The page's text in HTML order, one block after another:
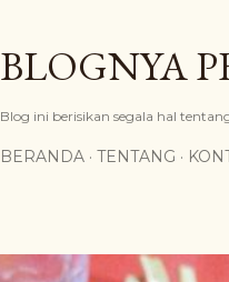
BLOGNYA
Blog ini berisikan segala hal
BERANDA TENTANG